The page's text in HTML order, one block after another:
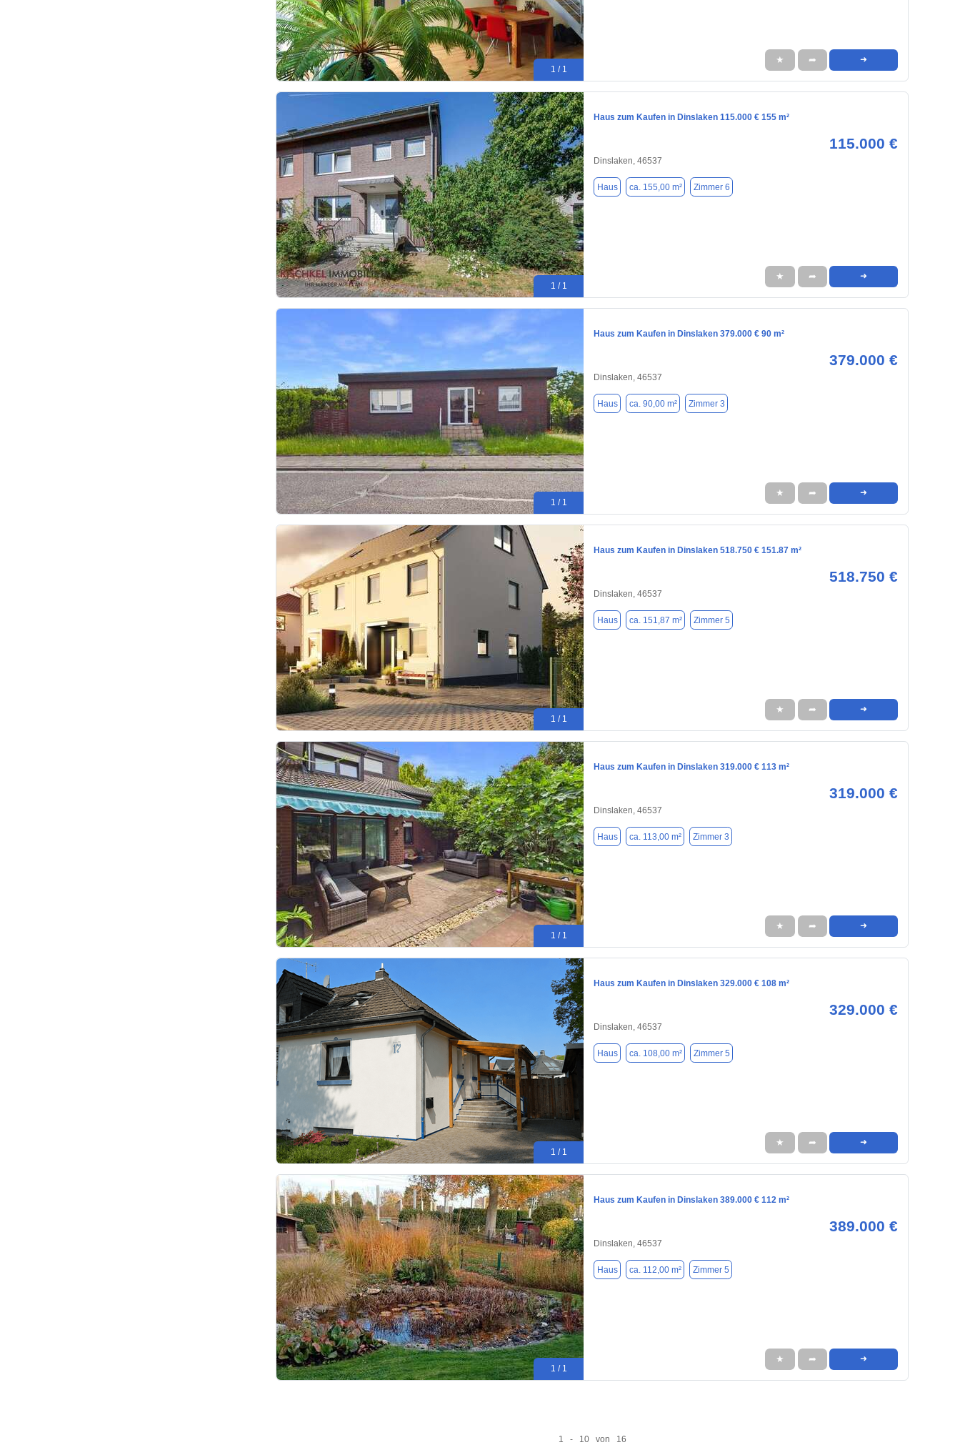
1 / 1
★ ➦ ➜
1 / 1
Haus zum Kaufen in Dinslaken 115.000 € 155 m²
115.000 €
Dinslaken, 46537
Haus ca. 155,00 m² Zimmer 6
★ ➦ ➜
1 / 1
Haus zum Kaufen in Dinslaken 379.000 € 90 m²
379.000 €
Dinslaken, 46537
Haus ca. 90,00 m² Zimmer 3
★ ➦ ➜
1 / 1
Haus zum Kaufen in Dinslaken 518.750 € 151.87 m²
518.750 €
Dinslaken, 46537
Haus ca. 151,87 m² Zimmer 5
★ ➦ ➜
1 / 1
Haus zum Kaufen in Dinslaken 319.000 € 113 m²
319.000 €
Dinslaken, 46537
Haus ca. 113,00 m² Zimmer 3
★ ➦ ➜
1 / 1
Haus zum Kaufen in Dinslaken 329.000 € 108 m²
329.000 €
Dinslaken, 46537
Haus ca. 108,00 m² Zimmer 5
★ ➦ ➜
1 / 1
Haus zum Kaufen in Dinslaken 389.000 € 112 m²
389.000 €
Dinslaken, 46537
Haus ca. 112,00 m² Zimmer 5
★ ➦ ➜
1 - 10 von 16